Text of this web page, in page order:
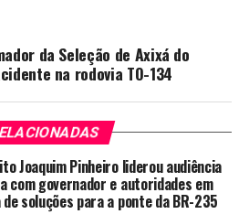
da Seleção de Axixá do
na rodovia TO-134
Joaquim Pinheiro liderou audiência
com governador e autoridades em
de soluções para a ponte da BR-235